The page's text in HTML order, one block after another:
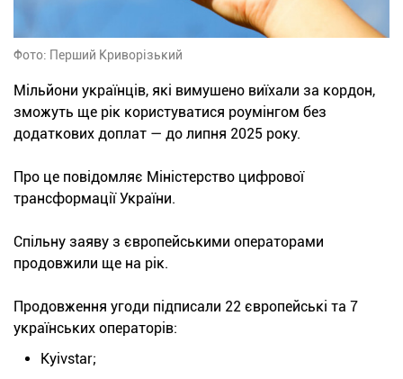
Фото: Перший Криворізький
Мільйони українців, які вимушено виїхали за кордон,
зможуть ще рік користуватися роумінгом без
додаткових доплат — до липня 2025 року.
Про це повідомляє Міністерство цифрової
трансформації України.
Спільну заяву з європейськими операторами
продовжили ще на рік.
Продовження угоди підписали 22 європейські та 7
українських операторів:
Kyivstar;